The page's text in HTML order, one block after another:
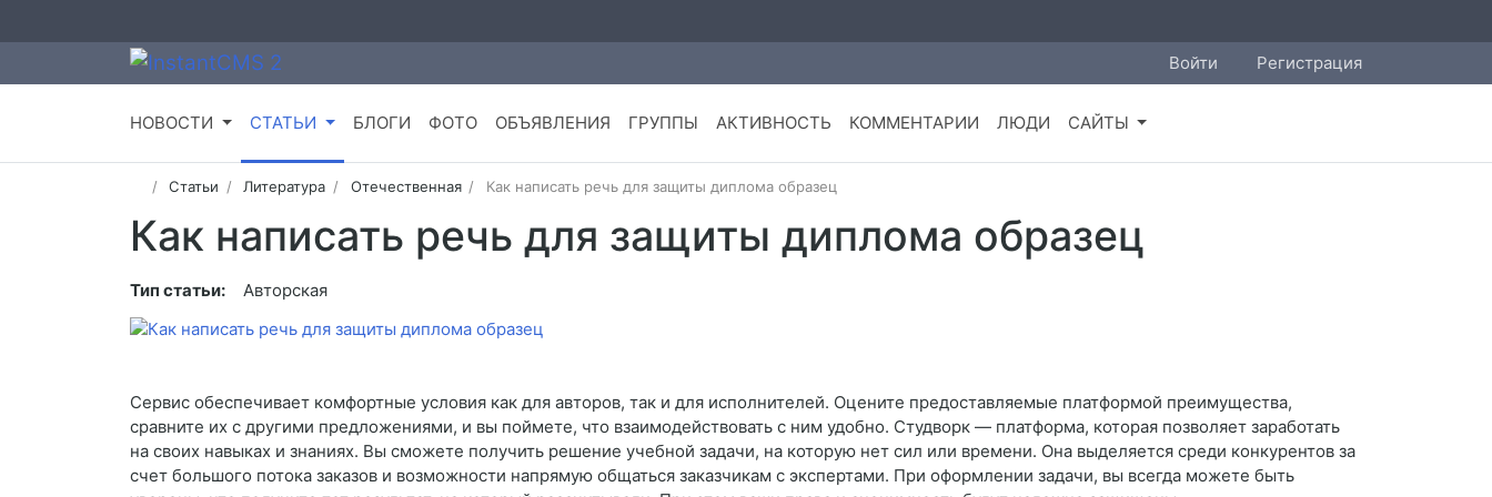
Войти Регистрация
НОВОСТИ СТАТЬИ БЛОГИ ФОТО ОБЪЯВЛЕНИЯ ГРУППЫ АКТИВНОСТЬ КОММЕНТАРИИ ЛЮДИ САЙТЫ
Статьи Литература Отечественная Как написать речь для защиты диплома образец
Как написать речь для защиты диплома образец
Тип статьи: Авторская
Сервис обеспечивает комфортные условия как для авторов, так и для исполнителей. Оцените предоставляемые платформой преимущества,
сравните их с другими предложениями, и вы поймете, что взаимодействовать с ним удобно. Студворк — платформа, которая позволяет заработать
на своих навыках и знаниях. Вы сможете получить решение учебной задачи, на которую нет сил или времени. Она выделяется среди конкурентов за
счет большого потока заказов и возможности напрямую общаться заказчикам с экспертами. При оформлении задачи, вы всегда можете быть